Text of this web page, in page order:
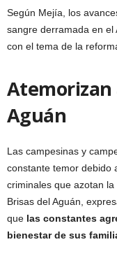
Según Mejía, los
sangre derramada en el
con el tema de la
Atemorizan
Aguán
Las campesinas y
constante temor debido
criminales que azotan
Brisas del Aguán,
que las constantes
bienestar de sus